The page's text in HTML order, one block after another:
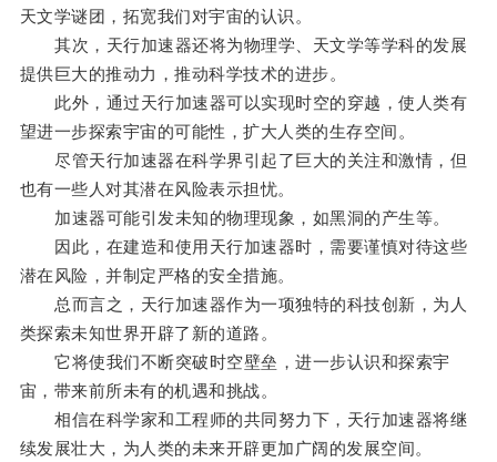
天文学谜团，拓宽我们对宇宙的认识。
其次，天行加速器还将为物理学、天文学等学科的发展
提供巨大的推动力，推动科学技术的进步。
此外，通过天行加速器可以实现时空的穿越，使人类有
望进一步探索宇宙的可能性，扩大人类的生存空间。
尽管天行加速器在科学界引起了巨大的关注和激情，但
也有一些人对其潜在风险表示担忧。
加速器可能引发未知的物理现象，如黑洞的产生等。
因此，在建造和使用天行加速器时，需要谨慎对待这些
潜在风险，并制定严格的安全措施。
总而言之，天行加速器作为一项独特的科技创新，为人
类探索未知世界开辟了新的道路。
它将使我们不断突破时空壁垒，进一步认识和探索宇
宙，带来前所未有的机遇和挑战。
相信在科学家和工程师的共同努力下，天行加速器将继
续发展壮大，为人类的未来开辟更加广阔的发展空间。